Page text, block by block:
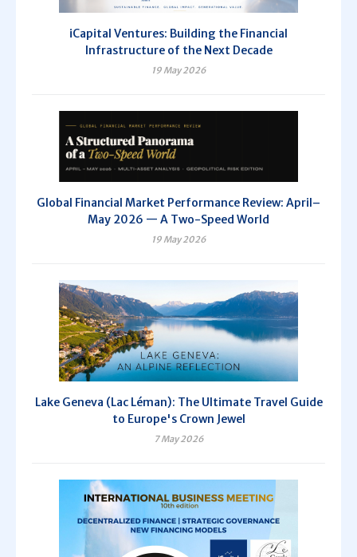
iCapital Ventures: Building the Financial
Infrastructure of the Next Decade
19 May 2026
Global Financial Market Performance Review: April–
May 2026 — A Two-Speed World
19 May 2026
Lake Geneva (Lac Léman): The Ultimate Travel Guide
to Europe's Crown Jewel
7 May 2026